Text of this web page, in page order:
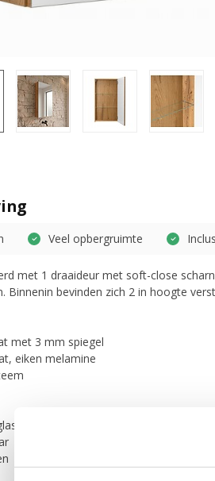
Veel opbergruimte
met 1 draaideur met soft-close
Binnenin bevinden zich 2 in hoogte
met 3 mm spiegel
eiken melamine